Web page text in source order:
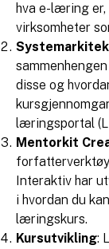
hva e-læring
virksomheter
disse og
læringsportal
Mentorkit
Interaktiv har
i hvordan du
læringskurs.
Kursutvikling: